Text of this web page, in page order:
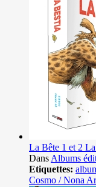
La Bête 1 et 2
Dans Albums
Etiquettes:
Cosmo / Nona